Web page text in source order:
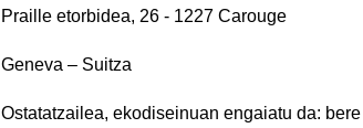
Praille etorbidea, 26 - 1227 Carouge
Geneva – Suitza
Ostatatzailea, ekodiseinuan engaiatu da: